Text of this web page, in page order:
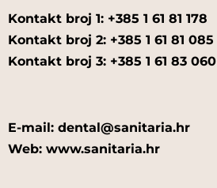
Kontakt broj 1: +385 1 61 81 178
Kontakt broj 2: +385 1 61 81 085
Kontakt broj 3: +385 1 61 83 060
E-mail: dental@sanitaria.hr
Web: www.sanitaria.hr